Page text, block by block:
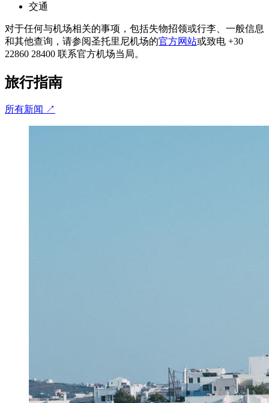
交通
对于任何与机场相关的事项，包括失物招领或行李、一般信息
和其他查询，请参阅圣托里尼机场的官方网站或致电 +30
22860 28400 联系官方机场当局。
旅行指南
所有新闻 ↗